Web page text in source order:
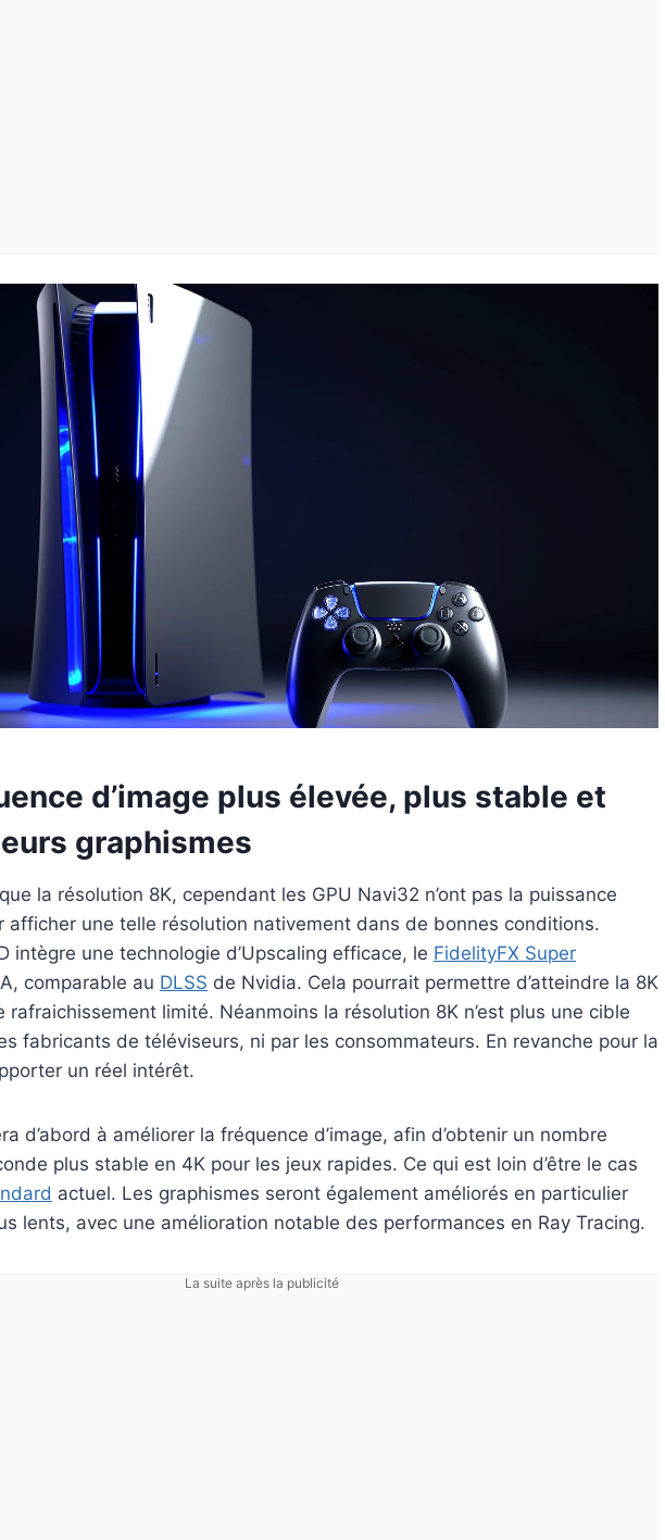
d’image plus élevée, plus stable et
graphismes
la résolution 8K, cependant les GPU Navi32 n’ont pas la puissance
afficher une telle résolution nativement dans de bonnes conditions.
intègre une technologie d’Upscaling efficace, le FidelityFX Super
comparable au DLSS de Nvidia. Cela pourrait permettre d’atteindre la 8K
rafraichissement limité. Néanmoins la résolution 8K n’est plus une cible
fabricants de téléviseurs, ni par les consommateurs. En revanche pour la
un réel intérêt.
d’abord à améliorer la fréquence d’image, afin d’obtenir un nombre
plus stable en 4K pour les jeux rapides. Ce qui est loin d’être le cas
actuel. Les graphismes seront également améliorés en particulier
lents, avec une amélioration notable des performances en Ray Tracing.
La suite après la publicité